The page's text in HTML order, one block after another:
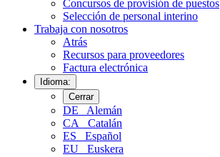
Concursos de provisión de puestos
Selección de personal interino
Trabaja con nosotros
Atrás
Recursos para proveedores
Factura electrónica
Idioma:
Cerrar
DE
Alemán
CA
Catalán
ES
Español
EU
Euskera